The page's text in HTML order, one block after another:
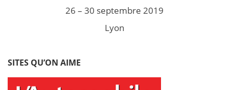
26 – 30 septembre 2019
Lyon
SITES QU’ON AIME